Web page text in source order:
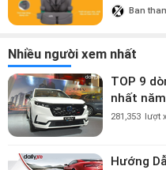
triệu?
Ban
Nhiều người xem nhất
TOP 9
nhất
281,353 lượt
Hướng